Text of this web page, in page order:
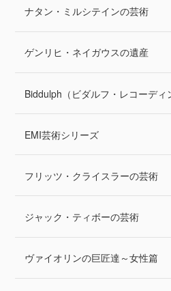
ナタン・ミルシテインの芸術
ゲンリヒ・ネイガウスの遺産
Biddulph（ビダルフ・レコーディ
EMI芸術シリーズ
フリッツ・クライスラーの芸術
ジャック・ティボーの芸術
ヴァイオリンの巨匠達～女性篇